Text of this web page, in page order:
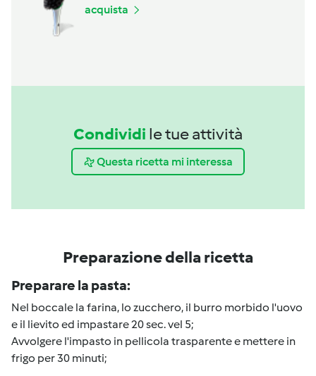
acquista
Condividi le tue attività
Questa ricetta mi interessa
Preparazione della ricetta
Preparare la pasta:
Nel boccale la farina, lo zucchero, il burro morbido l'uovo
e il lievito ed impastare 20 sec. vel 5;
Avvolgere l'impasto in pellicola trasparente e mettere in
frigo per 30 minuti;